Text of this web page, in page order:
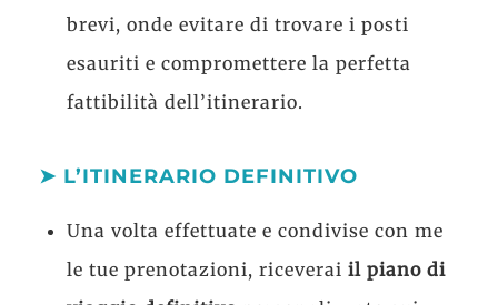
brevi, onde evitare di trovare i posti
esauriti e compromettere la perfetta
fattibilità dell’itinerario.
➤ L’ITINERARIO DEFINITIVO
Una volta effettuate e condivise con me
le tue prenotazioni, riceveraiil piano di